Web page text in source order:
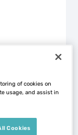
−
of cookies on
usage, and assist in
Cookies